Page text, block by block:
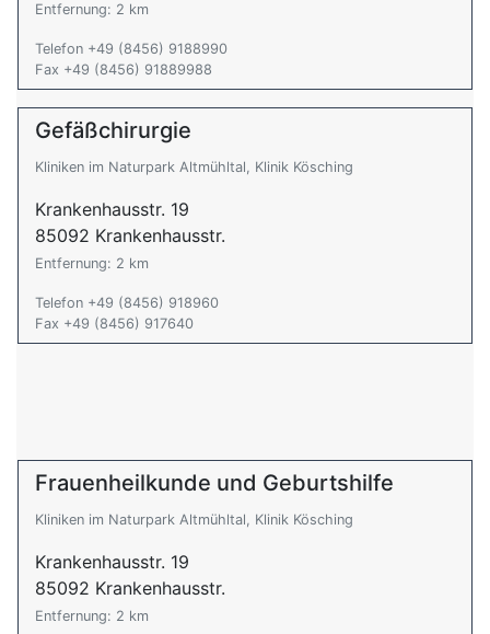
Entfernung: 2 km
Telefon +49 (8456) 9188990
Fax +49 (8456) 91889988
Gefäßchirurgie
Kliniken im Naturpark Altmühltal, Klinik Kösching
Krankenhausstr. 19
85092 Krankenhausstr.
Entfernung: 2 km
Telefon +49 (8456) 918960
Fax +49 (8456) 917640
Frauenheilkunde und Geburtshilfe
Kliniken im Naturpark Altmühltal, Klinik Kösching
Krankenhausstr. 19
85092 Krankenhausstr.
Entfernung: 2 km